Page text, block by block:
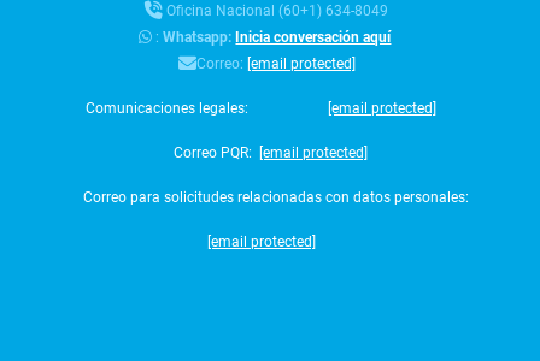
Oficina Nacional (60+1) 634-8049
:Whatsapp:Inicia conversación aquí
Correo: [email protected]
Comunicaciones legales: [email protected]
Correo PQR: [email protected]
Correo para solicitudes relacionadas con datos personales:
[email protected]